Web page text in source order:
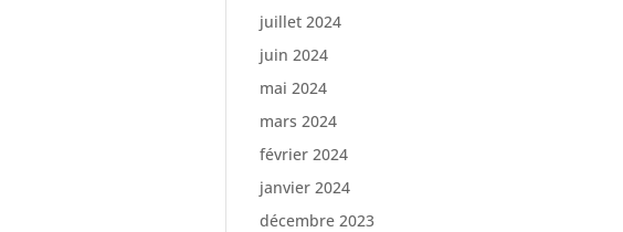
juillet 2024
juin 2024
mai 2024
mars 2024
février 2024
janvier 2024
décembre 2023